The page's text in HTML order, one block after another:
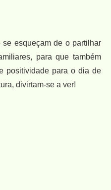
esqueçam de o partilhar
para que também
positividade para o dia de
divirtam-se a ver!